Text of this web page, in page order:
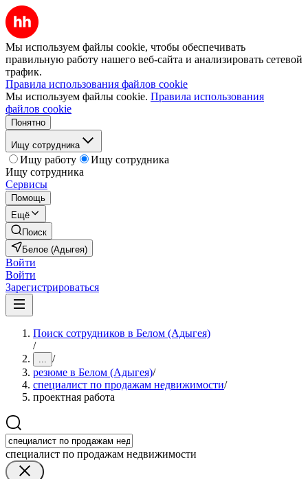
Мы используем файлы cookie, чтобы обеспечивать
правильную работу нашего веб-сайта и анализировать сетевой
трафик.
Правила использования файлов cookie
Мы используем файлы cookie. Правила использования
файлов cookie
Понятно
Ищу сотрудника
Ищу работу
Ищу сотрудника
Ищу сотрудника
Сервисы
Помощь
Ещё
Поиск
Белое (Адыгея)
Войти
Войти
Зарегистрироваться
Поиск сотрудников в Белом (Адыгея)
/
... /
резюме в Белом (Адыгея)/
специалист по продажам недвижимости/
проектная работа
специалист по продажам недвижимости